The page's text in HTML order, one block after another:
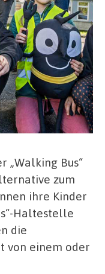
„Walking Bus“
zum
ihre Kinder
Haltestelle
die
von einem oder